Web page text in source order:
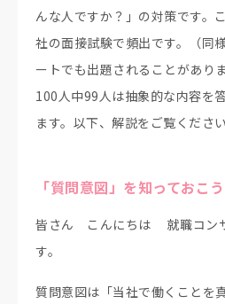
んな人ですか？」の対策です。
社の面接試験で頻出です。（同
ートでも出題されることがあり
100人中99人は抽象的な内容を
ます。以下、解説をご覧ください
「質問意図」を知っておこう
皆さん こんにちは 就職コン
す。
質問意図は「当社で働くことを